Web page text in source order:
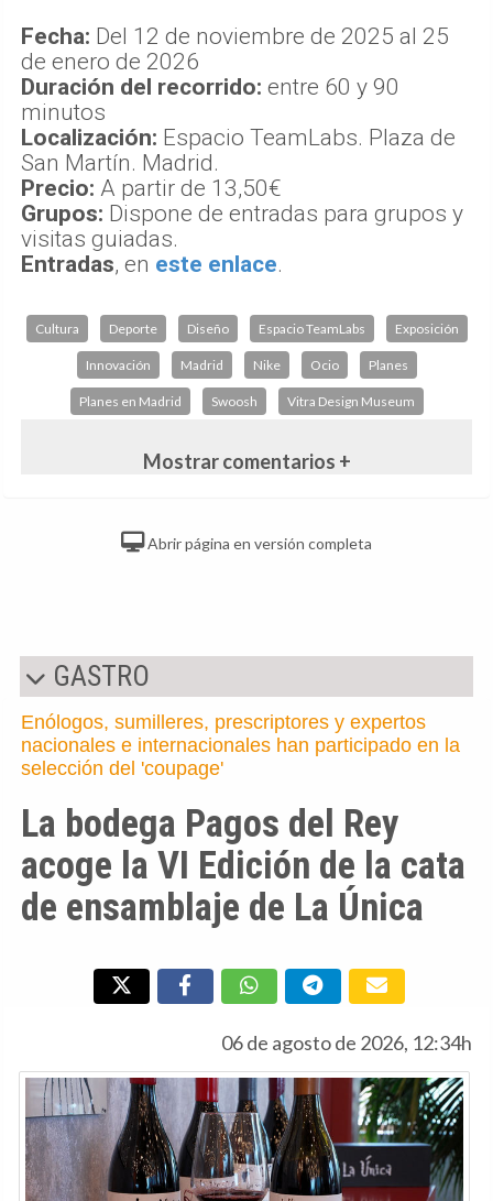
Fecha: Del 12 de noviembre de 2025 al 25
de enero de 2026
Duración del recorrido: entre 60 y 90
minutos
Localización: Espacio TeamLabs. Plaza de
San Martín. Madrid.
Precio: A partir de 13,50€
Grupos: Dispone de entradas para grupos y
visitas guiadas.
Entradas, en este enlace.
Cultura Deporte Diseño Espacio TeamLabs Exposición
Innovación Madrid Nike Ocio Planes
Planes en Madrid Swoosh Vitra Design Museum
Mostrar comentarios +
Abrir página en versión completa
GASTRO
Enólogos, sumilleres, prescriptores y expertos
nacionales e internacionales han participado en la
selección del 'coupage'
La bodega Pagos del Rey
acoge la VI Edición de la cata
de ensamblaje de La Única
06 de agosto de 2026, 12:34h